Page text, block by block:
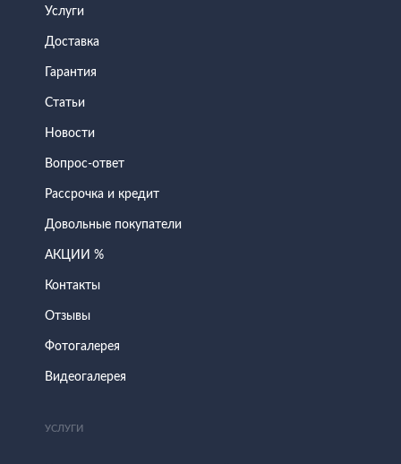
Услуги
Доставка
Гарантия
Статьи
Новости
Вопрос-ответ
Рассрочка и кредит
Довольные покупатели
АКЦИИ %
Контакты
Отзывы
Фотогалерея
Видеогалерея
УСЛУГИ